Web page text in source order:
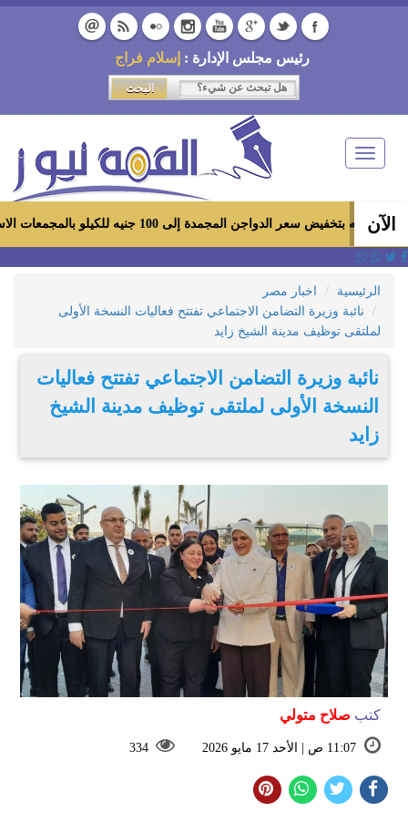
رئيس مجلس الإدارة : إسلام فراج
Toggle
navigation
الآن
المجمدة إلى 100 جنيه للكيلو بالمجمعات الاستهلاكية ومعارض «أهلاً رمضان»
الرئيسية
اخبار مصر
نائبة وزيرة التضامن الاجتماعي تفتتح فعاليات النسخة الأولى
لملتقى توظيف مدينة الشيخ زايد
نائبة وزيرة التضامن الاجتماعي تفتتح فعاليات
النسخة الأولى لملتقى توظيف مدينة الشيخ
زايد
كتب صلاح متولي
11:07 ص | الأحد 17 مايو 2026 334